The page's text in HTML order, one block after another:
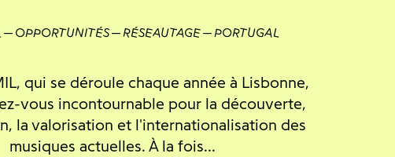
OPPORTUNITÉS RÉSEAUTAGE PORTUGAL
qui se déroule chaque année à Lisbonne,
vous incontournable pour la découverte,
la valorisation et l'internationalisation des
musiques actuelles. À la fois...